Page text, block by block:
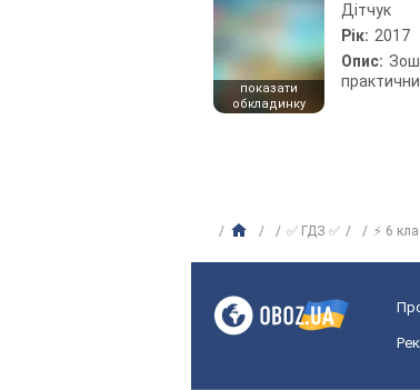
показати
обкладинку
Дітчук
Рік: 2017
Опис:
✅ ГДЗ ✅ ⚡ 6